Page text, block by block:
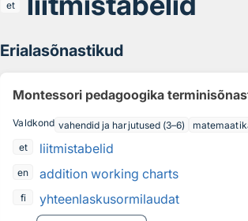
et
Erialasõnastikud
Montessori pedagoogika
Valdkond vahendid ja harjutused (3–6)
et
liitmistabelid
en addition working charts
fi
yhteenlaskusormilaudat